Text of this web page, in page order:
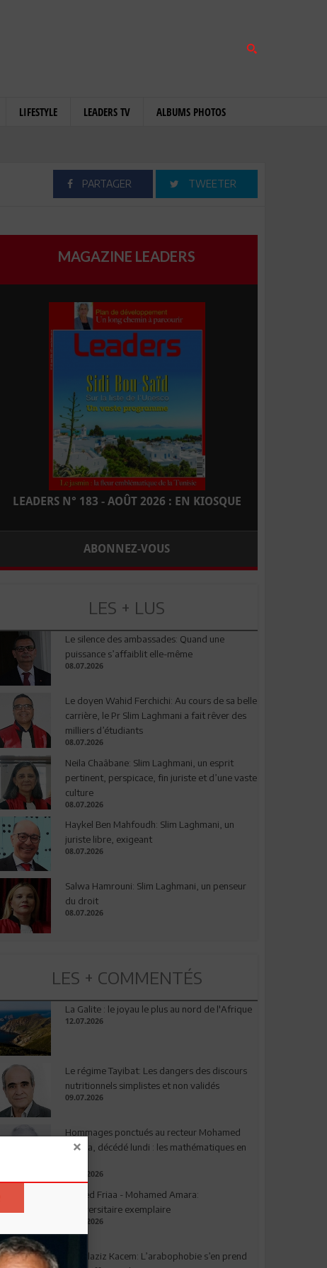
LIFESTYLE LEADERS TV ALBUMS PHOTOS
PARTAGER TWEETER
MAGAZINE LEADERS
LEADERS N° 183 - AOÛT 2026 : EN KIOSQUE
ABONNEZ-VOUS
LES + LUS
Le silence des ambassades: Quand une
puissance s’affaiblit elle-même
08.07.2026
Le doyen Wahid Ferchichi: Au cours de sa belle
carrière, le Pr Slim Laghmani a fait rêver des
milliers d’étudiants
08.07.2026
Neila Chaâbane: Slim Laghmani, un esprit
pertinent, perspicace, fin juriste et d’une vaste
culture
08.07.2026
Haykel Ben Mahfoudh: Slim Laghmani, un
juriste libre, exigeant
08.07.2026
Salwa Hamrouni: Slim Laghmani, un penseur
du droit
08.07.2026
LES + COMMENTÉS
La Galite : le joyau le plus au nord de l'Afrique
12.07.2026
Le régime Tayibat: Les dangers des discours
nutritionnels simplistes et non validés
09.07.2026
Hommages ponctués au recteur Mohamed
Amara, décédé lundi : les mathématiques en
03.08.2026
Ahmed Friaa - Mohamed Amara:
l’Universitaire exemplaire
04.08.2026
Abdelaziz Kacem: L’arabophobie s’en prend